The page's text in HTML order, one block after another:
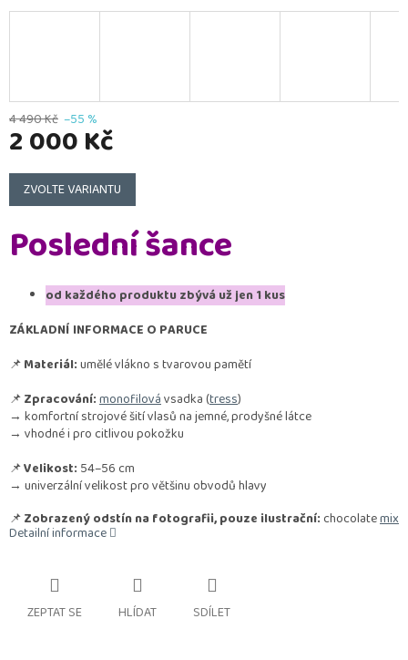
4 490 Kč –55 %
2 000 Kč
Měrná
cena:
ZVOLTE VARIANTU
Poslední šance
od každého produktu zbývá už jen 1 kus
ZÁKLADNÍ INFORMACE O PARUCE
📌Materiál:umělé vlákno s tvarovou pamětí
📌Zpracování:monofilovávsadka (tress)
→ komfortní strojové šití vlasů na jemné, prodyšné látce
→ vhodné i pro citlivou pokožku
📌Velikost: 54–56 cm
→ univerzální velikost pro většinu obvodů hlavy
📌Zobrazený odstín na fotografii, pouze ilustrační: chocolatemix
Detailní informace
ZEPTAT SE HLÍDAT SDÍLET